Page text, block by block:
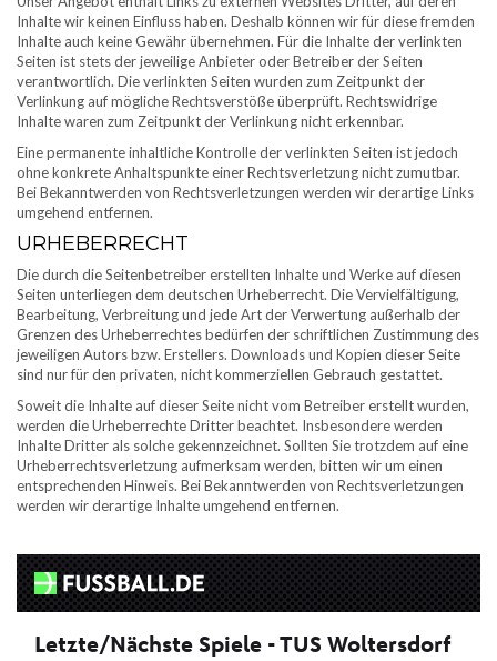
Inhalte wir keinen Einfluss haben. Deshalb können wir für diese fremden
Inhalte auch keine Gewähr übernehmen. Für die Inhalte der verlinkten
Seiten ist stets der jeweilige Anbieter oder Betreiber der Seiten
verantwortlich. Die verlinkten Seiten wurden zum Zeitpunkt der
Verlinkung auf mögliche Rechtsverstöße überprüft. Rechtswidrige
Inhalte waren zum Zeitpunkt der Verlinkung nicht erkennbar.
Eine permanente inhaltliche Kontrolle der verlinkten Seiten ist jedoch
ohne konkrete Anhaltspunkte einer Rechtsverletzung nicht zumutbar.
Bei Bekanntwerden von Rechtsverletzungen werden wir derartige Links
umgehend entfernen.
URHEBERRECHT
Die durch die Seitenbetreiber erstellten Inhalte und Werke auf diesen
Seiten unterliegen dem deutschen Urheberrecht. Die Vervielfältigung,
Bearbeitung, Verbreitung und jede Art der Verwertung außerhalb der
Grenzen des Urheberrechtes bedürfen der schriftlichen Zustimmung des
jeweiligen Autors bzw. Erstellers. Downloads und Kopien dieser Seite
sind nur für den privaten, nicht kommerziellen Gebrauch gestattet.
Soweit die Inhalte auf dieser Seite nicht vom Betreiber erstellt wurden,
werden die Urheberrechte Dritter beachtet. Insbesondere werden
Inhalte Dritter als solche gekennzeichnet. Sollten Sie trotzdem auf eine
Urheberrechtsverletzung aufmerksam werden, bitten wir um einen
entsprechenden Hinweis. Bei Bekanntwerden von Rechtsverletzungen
werden wir derartige Inhalte umgehend entfernen.